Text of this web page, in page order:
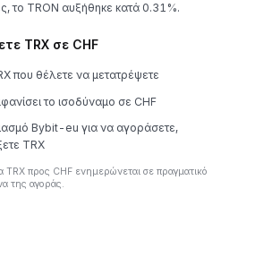
το TRON αυξήθηκε κατά 0.31%.
TRX σε CHF
που θέλετε να μετατρέψετε
το ισοδύναμο σε CHF
Bybit-eu για να αγοράσετε,
TRX
TRX προς CHF ενημερώνεται σε πραγματικό
της αγοράς.